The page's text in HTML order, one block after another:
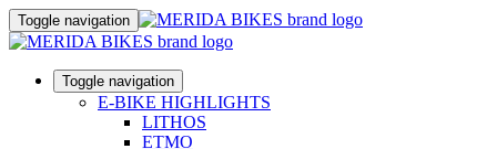
Toggle navigation
Toggle navigation
E-BIKE HIGHLIGHTS
LITHOS
ETMO